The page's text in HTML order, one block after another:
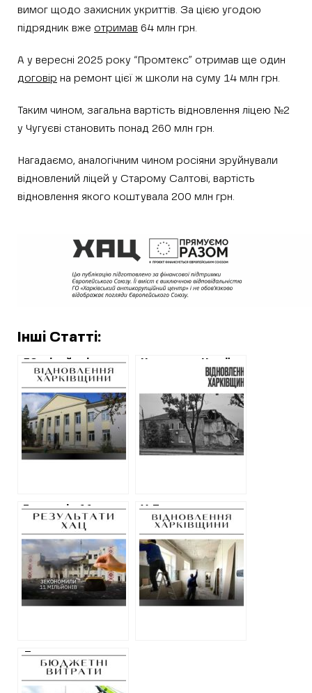
вимог щодо захисних укриттів. За цією угодою
підрядник вже отримав 64 млн грн.
А у вересні 2025 року “Промтекс” отримав ще один
договір на ремонт цієї ж школи на суму 14 млн грн.
Таким чином, загальна вартість відновлення ліцею №2
у Чугуєві становить понад 260 млн грн.
Нагадаємо, аналогічним чином росіяни зруйнували
відновлений ліцей у Старому Салтові, вартість
відновлення якого коштувала 200 млн грн.
Інші Статті:
50 мільйонів на
відновлення
будівель на
Харківщині у
вересні:
підрядники,
адреси
Чого хоче Чугуїв:
що запланували у
програмі
відбудови
Економія 11
мільйонів –
ефект першого
тендеру Служби
відновлення на
Харківщині після
зауважень ХАЦ
У Дергачах
“непрозоро”
роздали 5
мільйонів на
ремонт медичних
закладів
Демонтаж
знищеного
російською